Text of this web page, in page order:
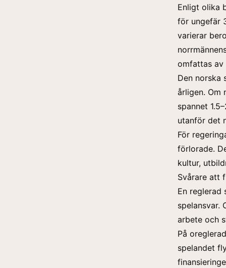
Enligt olika
för ungefär
varierar
omfattas av
Den norska
årligen. Om
spannet
utanför det
För
förlorade.
kultur,
Svårare att
En reglerad
spelansvar.
arbete och
På
spelandet